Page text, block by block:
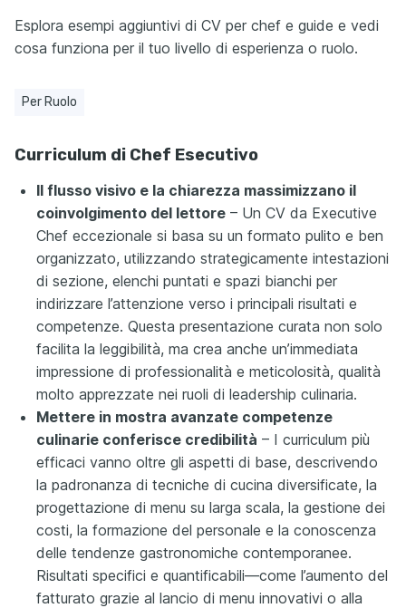
Esplora esempi aggiuntivi di CV per chef e guide e vedi
cosa funziona per il tuo livello di esperienza o ruolo.
Per Ruolo
Curriculum di Chef Esecutivo
Il flusso visivo e la chiarezza massimizzano il
coinvolgimento del lettore – Un CV da Executive
Chef eccezionale si basa su un formato pulito e ben
organizzato, utilizzando strategicamente intestazioni
di sezione, elenchi puntati e spazi bianchi per
indirizzare l’attenzione verso i principali risultati e
competenze. Questa presentazione curata non solo
facilita la leggibilità, ma crea anche un’immediata
impressione di professionalità e meticolosità, qualità
molto apprezzate nei ruoli di leadership culinaria.
Mettere in mostra avanzate competenze
culinarie conferisce credibilità – I curriculum più
efficaci vanno oltre gli aspetti di base, descrivendo
la padronanza di tecniche di cucina diversificate, la
progettazione di menu su larga scala, la gestione dei
costi, la formazione del personale e la conoscenza
delle tendenze gastronomiche contemporanee.
Risultati specifici e quantificabili—come l’aumento del
fatturato grazie al lancio di menu innovativi o alla